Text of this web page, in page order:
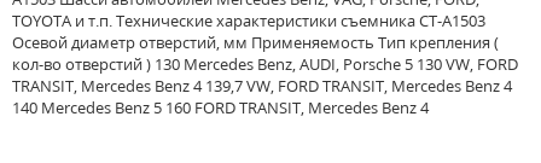
TOYOTA и т.п. Технические характеристики съемника CT-A1503
Осевой диаметр отверстий, мм Применяемость Тип крепления (
кол-во отверстий ) 130 Mercedes Benz, AUDI, Porsche 5 130 VW, FORD
TRANSIT, Mercedes Benz 4 139,7 VW, FORD TRANSIT, Mercedes Benz 4
140 Mercedes Benz 5 160 FORD TRANSIT, Mercedes Benz 4